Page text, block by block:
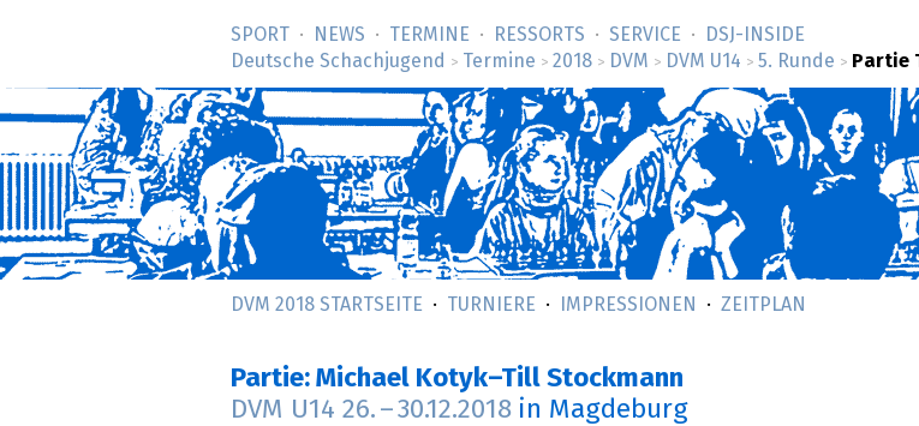
SPORT NEWS TERMINE RESSORTS SERVICE
DSJ-­INSIDE
Deutsche Schachjugend
> Termine > 2018 > DVM > DVM U14 > 5. Runde > Partie
DVM 2018 STARTSEITE TURNIERE IMPRESSIONEN ZEITPLAN
Partie: Michael Kotyk–Till Stockmann
DVM U14 26. –30.12.2018 in Magdeburg